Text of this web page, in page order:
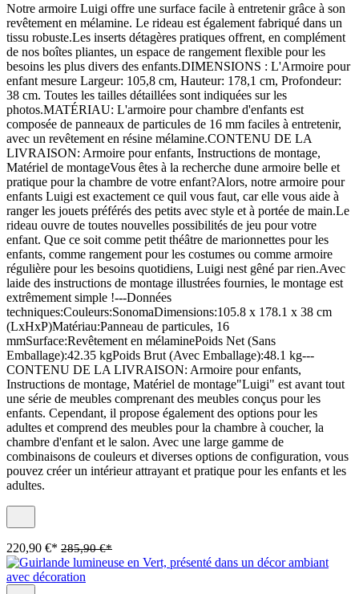
Notre armoire Luigi offre une surface facile à entretenir grâce à son
revêtement en mélamine. Le rideau est également fabriqué dans un
tissu robuste.Les inserts détagères pratiques offrent, en complément
de nos boîtes pliantes, un espace de rangement flexible pour les
besoins les plus divers des enfants.DIMENSIONS : L'Armoire pour
enfant mesure Largeur: 105,8 cm, Hauteur: 178,1 cm, Profondeur:
38 cm. Toutes les tailles détaillées sont indiquées sur les
photos.MATÉRIAU: L'armoire pour chambre d'enfants est
composée de panneaux de particules de 16 mm faciles à entretenir,
avec un revêtement en résine mélamine.CONTENU DE LA
LIVRAISON: Armoire pour enfants, Instructions de montage,
Matériel de montageVous êtes à la recherche dune armoire belle et
pratique pour la chambre de votre enfant?Alors, notre armoire pour
enfants Luigi est exactement ce quil vous faut, car elle vous aide à
ranger les jouets préférés des petits avec style et à portée de main.Le
rideau ouvre de toutes nouvelles possibilités de jeu pour votre
enfant. Que ce soit comme petit théâtre de marionnettes pour les
enfants, comme rangement pour les costumes ou comme armoire
régulière pour les besoins quotidiens, Luigi nest gêné par rien.Avec
laide des instructions de montage illustrées fournies, le montage est
extrêmement simple !---Données
techniques:Couleurs:SonomaDimensions:105.8 x 178.1 x 38 cm
(LxHxP)Matériau:Panneau de particules, 16
mmSurface:Revêtement en mélaminePoids Net (Sans
Emballage):42.35 kgPoids Brut (Avec Emballage):48.1 kg---
CONTENU DE LA LIVRAISON: Armoire pour enfants,
Instructions de montage, Matériel de montage"Luigi" est avant tout
une série de meubles comprenant des meubles conçus pour les
enfants. Cependant, il propose également des options pour les
adultes et comprend des meubles pour la chambre à coucher, la
chambre d'enfant et le salon. Avec une large gamme de
combinaisons de couleurs et diverses options de configuration, vous
pouvez créer un intérieur attrayant et pratique pour les enfants et les
adultes.
220,90 €* 285,90 €*